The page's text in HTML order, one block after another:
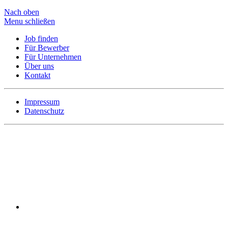
Nach oben
Menu schließen
Job finden
Für Bewerber
Für Unternehmen
Über uns
Kontakt
Impressum
Datenschutz